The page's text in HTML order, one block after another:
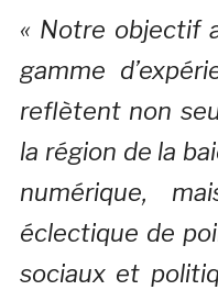
« Notre objectif
gamme
reflètent non
la région de la
numérique,
éclectique de
sociaux et